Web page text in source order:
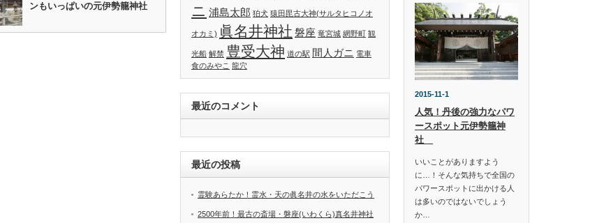
ンもいっぱいの元伊勢籠神社
ニ 浦島太郎 狛犬 猿田毘古大神(サルタヒコノオ
オカミ) 眞名井神社 磐座 竜宮城 網野町 観
光船 解禁 豊受大神 道の駅 間人ガニ 電車
食のみやこ 龍穴
最近のコメント
最近の投稿
霊験あらたか！霊水・天の眞名井の水をいただこう
2500年前！最古の斎場・磐座(いわくら)真名井神社
2015-11-1
人気！丹後の強力なパワ
ースポット元伊勢籠神
社
いいことがありますよう
に…！そんな気持ちで全国の
パワースポットに出かける人
は多いのではないでしょう
か…